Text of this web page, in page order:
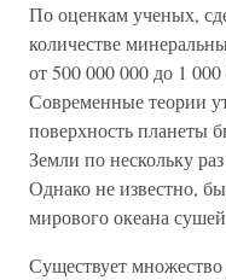
По оценкам ученых,
количестве
от 500 000 000 до 1
Современные теории
поверхность планеты
Земли по нескольку
Однако не известно,
мирового океана
Существует множество